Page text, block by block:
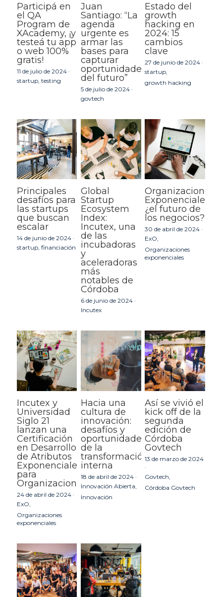
Participá en
el QA
Program de
XAcademy, ¡y
testeá tu app
o web 100%
gratis!
11 de julio de 2024 ·
startup, testing
Juan
Santiago: “La
agenda
urgente es
armar las
bases para
capturar
oportunidades
del futuro”
5 de julio de 2024 ·
govtech
Estado del
growth
hacking en
2024: 15
cambios
clave
27 de junio de 2024 ·
startup,
growth hacking
Principales
desafíos para
las startups
que buscan
escalar
14 de junio de 2024 ·
startup, financiación
Global
Startup
Ecosystem
Index:
Incutex, una
de las
incubadoras
y
aceleradoras
más
notables de
Córdoba
6 de junio de 2024 ·
Incutex
Organizaciones
Exponenciales:
¿el futuro de
los negocios?
30 de abril de 2024 ·
ExO,
Organizaciones
exponenciales
Incutex y
Universidad
Siglo 21
lanzan una
Certificación
en Desarrollo
de Atributos
Exponenciales
para
Organizaciones
24 de abril de 2024 ·
ExO,
Organizaciones
exponenciales
Hacia una
cultura de
innovación:
desafíos y
oportunidades
de la
transformación
interna
18 de abril de 2024 ·
Innovación Abierta,
Innovación
Así se vivió el
kick off de la
segunda
edición de
Córdoba
Govtech
13 de marzo de 2024
·
Govtech,
Córdoba Govtech